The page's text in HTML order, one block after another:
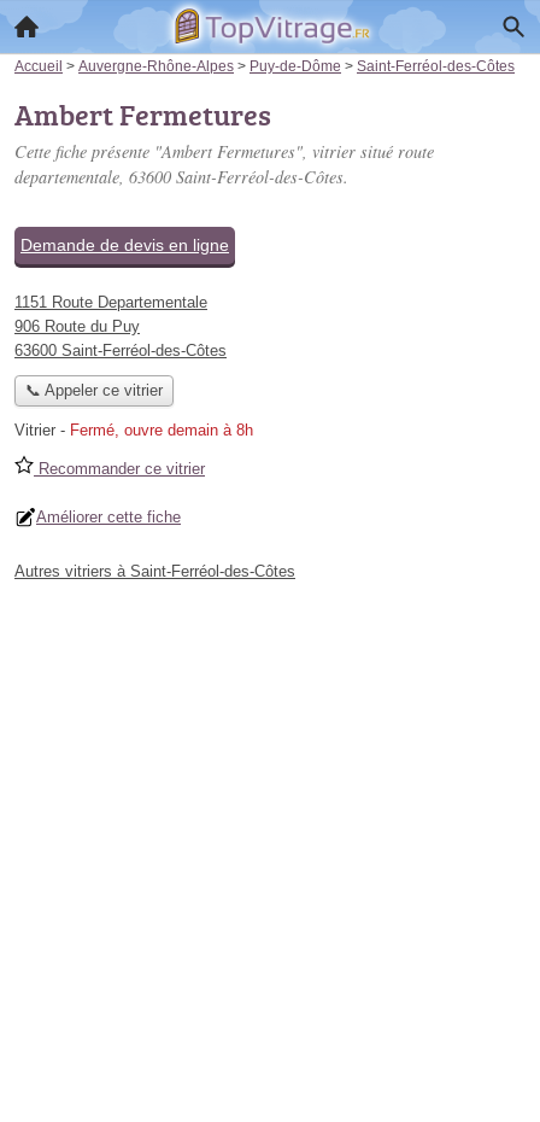
Accueil > Auvergne-Rhône-Alpes > Puy-de-Dôme > Saint-Ferréol-des-Côtes
Ambert Fermetures
Cette fiche présente "Ambert Fermetures", vitrier situé route
departementale, 63600 Saint-Ferréol-des-Côtes.
Demande de devis en ligne
1151 Route Departementale
906 Route du Puy
63600 Saint-Ferréol-des-Côtes
📞 Appeler ce vitrier
Vitrier - Fermé, ouvre demain à 8h
Recommander ce vitrier
Améliorer cette fiche
Autres vitriers à Saint-Ferréol-des-Côtes